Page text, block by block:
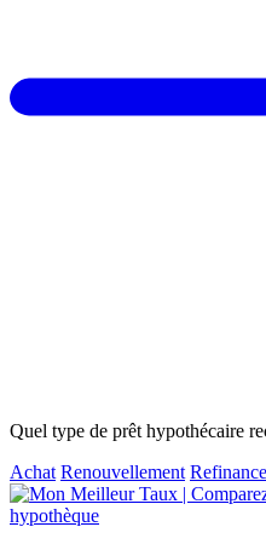
Quel type de prêt hypothécaire
Achat Renouvellement